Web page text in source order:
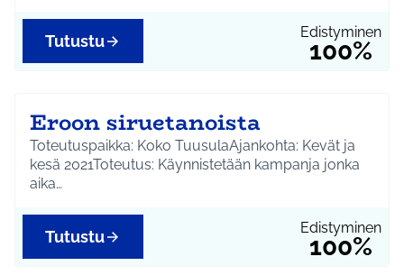
Edistyminen
100%
Tutustu
Eroon siruetanoista
Toteutuspaikka: Koko TuusulaAjankohta: Kevät ja
kesä 2021Toteutus: Käynnistetään kampanja jonka
aika…
Edistyminen
100%
Tutustu